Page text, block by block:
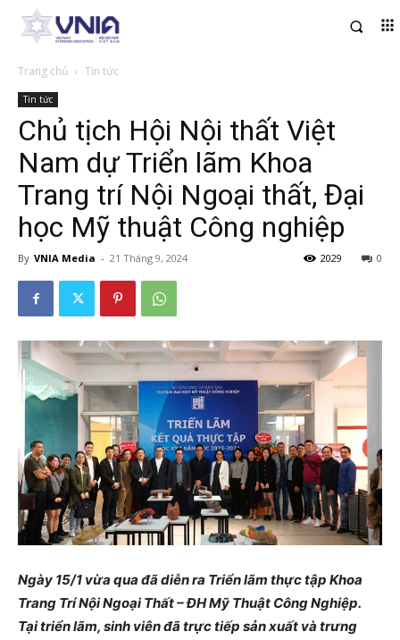
Trang chủ Tin tức
Tin tức
Chủ tịch Hội Nội thất Việt
Nam dự Triển lãm Khoa
Trang trí Nội Ngoại thất, Đại
học Mỹ thuật Công nghiệp
By VNIA Media - 21 Tháng 9, 2024 0
2029
Ngày 15/1 vừa qua đã diễn ra Triển lãm thực tập Khoa
Trang Trí Nội Ngoại Thất – ĐH Mỹ Thuật Công Nghiệp.
Tại triển lãm, sinh viên đã trực tiếp sản xuất và trưng